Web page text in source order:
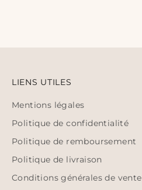
LIENS UTILES
Mentions légales
Politique de confidentialité
Politique de remboursement
Politique de livraison
Conditions générales de vente